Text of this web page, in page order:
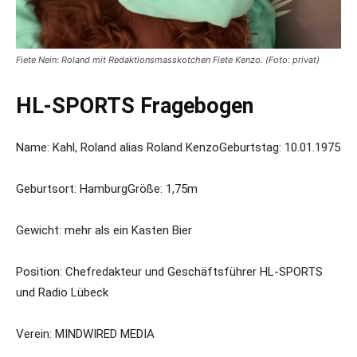
Fiete Nein: Roland mit Redaktionsmasskotchen Fiete Kenzo. (Foto: privat)
HL-SPORTS Fragebogen
Name: Kahl, Roland alias Roland KenzoGeburtstag: 10.01.1975
Geburtsort: HamburgGröße: 1,75m
Gewicht: mehr als ein Kasten Bier
Position: Chefredakteur und Geschäftsführer HL-SPORTS
und Radio Lübeck
Verein: MINDWIRED MEDIA